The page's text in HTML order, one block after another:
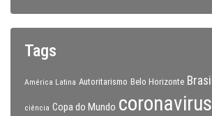
Tags
América Latina Autoritarismo Belo Horizonte Brasil
ciência Copa do Mundo coronavirus